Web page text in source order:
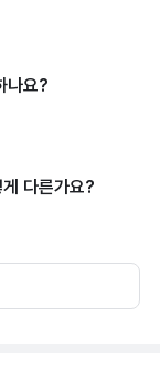
나요?
다른가요?